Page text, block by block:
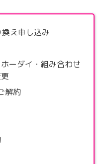
え申し込み
ーダイ・組み合わせ
解約